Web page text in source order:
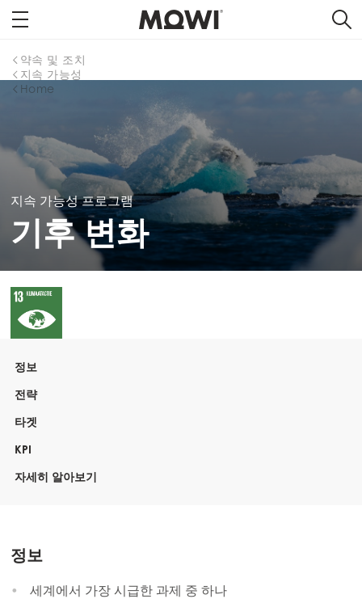
Home
지속 가능성
약속 및 조치
지속 가능성 프로그램
기후 변화
정보
전략
타겟
KPI
자세히 알아보기
정보
세계에서 가장 시급한 과제 중 하나